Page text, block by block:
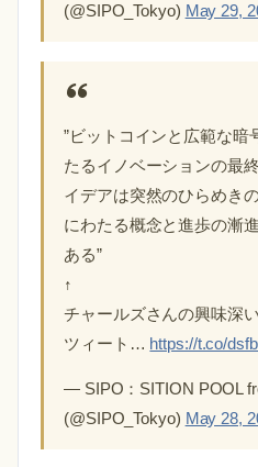
(@SIPO_Tokyo) May 29,
”ビットコインと広範な暗
たるイノベーションの最
イデアは突然のひらめき
にわたる概念と進歩の漸
ある”
↑
チャールズさんの興味深
ツィート… https://t.co/
— SIPO：SITION POOL
(@SIPO_Tokyo) May 28,